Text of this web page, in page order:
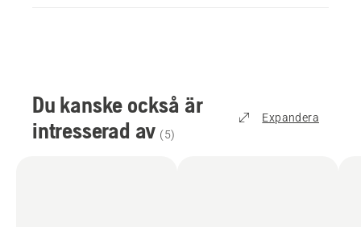
Du kanske också är
intresserad av (5)
Expandera